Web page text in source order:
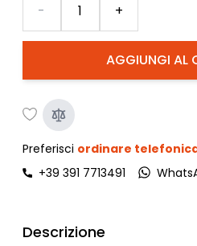
AGGIUNGI AL
- +
Preferisci ordinare
+39 391 7713491
Descrizione